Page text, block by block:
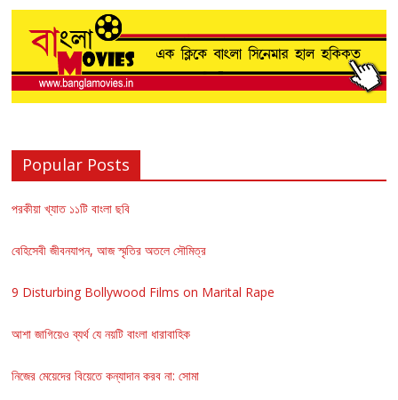
Popular Posts
পরকীয়া খ্যাত ১১টি বাংলা ছবি
বেহিসেবী জীবনযাপন, আজ স্মৃতির অতলে সৌমিত্র
9 Disturbing Bollywood Films on Marital Rape
আশা জাগিয়েও ব্যর্থ যে নয়টি বাংলা ধারাবাহিক
নিজের মেয়েদের বিয়েতে কন্যাদান করব না: সোমা